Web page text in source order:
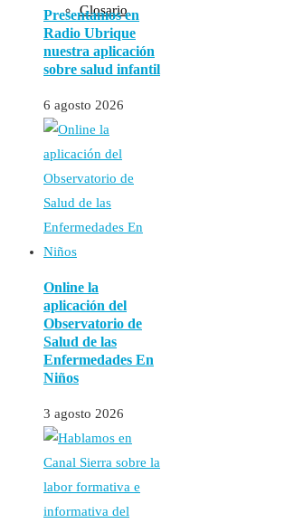
Glosario
Presentamos en
Radio Ubrique
nuestra aplicación
sobre salud infantil
6 agosto 2026
Online la
aplicación del
Observatorio de
Salud de las
Enfermedades En
Niños
3 agosto 2026